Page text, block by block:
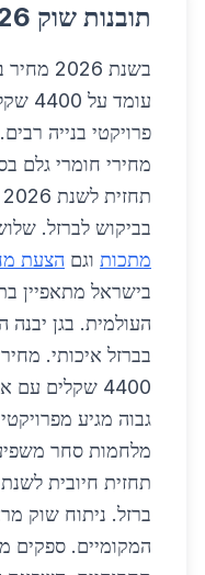
תובנות שוק 2026
בשנת
פרויקטי בנייה
מחירי חומרי גלם
בביקוש לברזל.
מתכות וגם הצעת
בישראל מתאפיין
העולמית. בגן
בברזל איכותי.
4400 שקלים
גבוה מגיע
מלחמות סחר
ברזל. ניתוח שוק
המקומיים. ספקים